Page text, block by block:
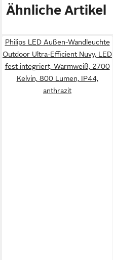
Ähnliche Artikel
Philips LED Außen-Wandleuchte
Outdoor Ultra-Efficient Nuvy, LED
fest integriert, Warmweiß, 2700
Kelvin, 800 Lumen, IP44,
anthrazit